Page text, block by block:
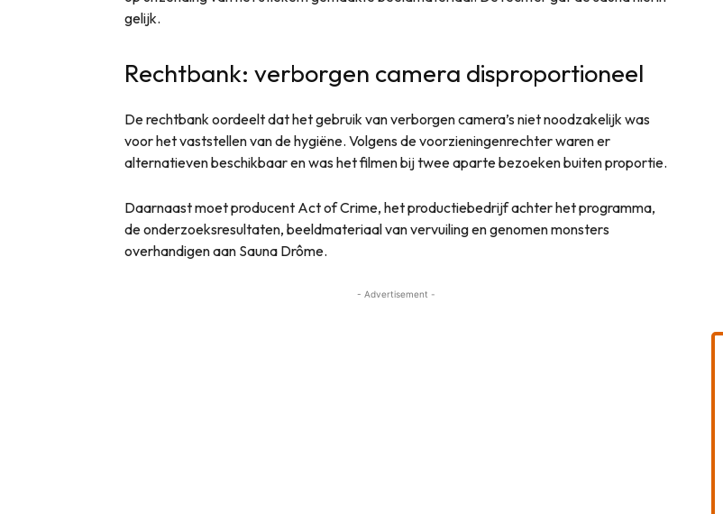
gelijk.
Rechtbank: verborgen camera disproportioneel
De rechtbank oordeelt dat het gebruik van verborgen camera’s niet noodzakelijk was
voor het vaststellen van de hygiëne. Volgens de voorzieningenrechter waren er
alternatieven beschikbaar en was het filmen bij twee aparte bezoeken buiten proportie.
Daarnaast moet producent Act of Crime, het productiebedrijf achter het programma,
de onderzoeksresultaten, beeldmateriaal van vervuiling en genomen monsters
overhandigen aan Sauna Drôme.
- Advertisement -